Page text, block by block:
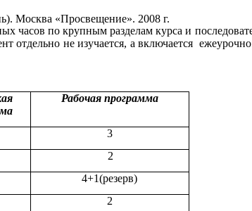
Москва «Просвещение». 2008 г.
часов по крупным разделам курса и
отдельно не изучается, а включается
Рабочая программа
3
2
4+1(резерв)
2